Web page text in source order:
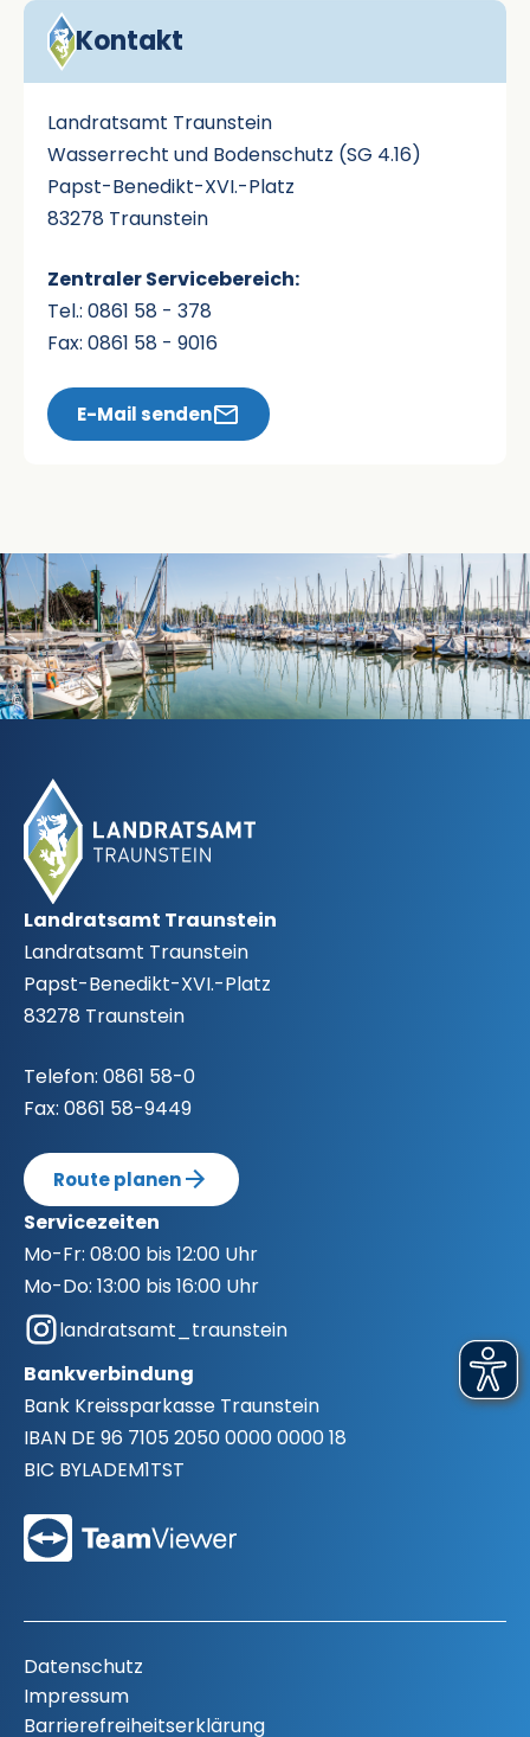
Kontakt
Landratsamt Traunstein
Wasserrecht und Bodenschutz (SG 4.16)
Papst-Benedikt-XVI.-Platz
83278 Traunstein
Zentraler Servicebereich:
Tel.: 0861 58 - 378
Fax: 0861 58 - 9016
E-Mail senden
©
Fußbereich
Landratsamt Traunstein
Landratsamt Traunstein
Papst-Benedikt-XVI.-Platz
83278 Traunstein
Telefon: 0861 58-0
Fax: 0861 58-9449
Route planen
Servicezeiten
Mo-Fr: 08:00 bis 12:00 Uhr
Mo-Do: 13:00 bis 16:00 Uhr
landratsamt_traunstein
Bankverbindung
Bank Kreissparkasse Traunstein
IBAN DE 96 7105 2050 0000 0000 18
BIC BYLADEM1TST
Datenschutz
Impressum
Barrierefreiheitserklärung